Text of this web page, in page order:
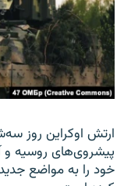
ارتش اوکراین روز
پیشروی‌های روسیه و
خود را به مواضع